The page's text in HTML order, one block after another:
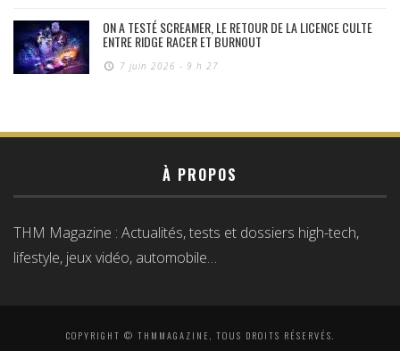
ON A TESTÉ SCREAMER, LE RETOUR DE LA LICENCE CULTE
ENTRE RIDGE RACER ET BURNOUT
7 juin 2026 - 9 h 27
À PROPOS
THM Magazine : Actualités, tests et dossiers high-tech,
lifestyle, jeux vidéo, automobile…
COPYRIGHT © THMMAGAZINE, TOUS DROITS RÉSERVÉS.